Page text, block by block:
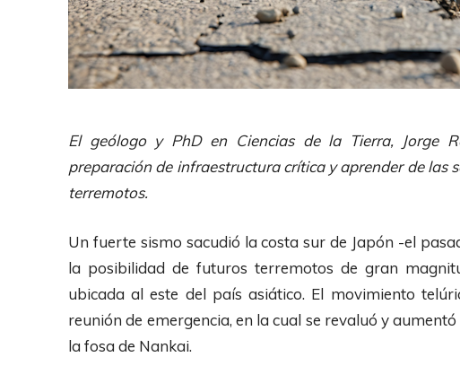
El geólogo y PhD en Ciencias de la Tierra, Jorge
preparación de infraestructura crítica y aprender de las
terremotos.
Un fuerte sismo sacudió la costa sur de Japón -el
la posibilidad de futuros terremotos de gran
ubicada al este del país asiático. El movimiento
reunión de emergencia, en la cual se revaluó y
la fosa de Nankai.